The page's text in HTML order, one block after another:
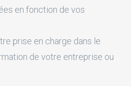
en fonction de vos
prise en charge dans le
de votre entreprise ou